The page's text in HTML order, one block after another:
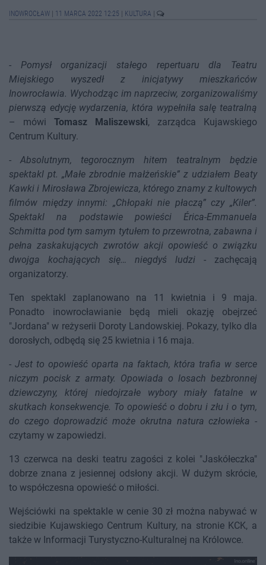
INOWROCŁAW 11 MARCA 2022 12:25 KULTURA
- Pomysł organizacji stałego repertuaru dla Teatru
Miejskiego wyszedł z inicjatywy mieszkańców
Inowrocławia. Wychodząc im naprzeciw, zorganizowaliśmy
pierwszą edycję wydarzenia, która wypełniła salę teatralną
– mówi Tomasz Maliszewski, zarządca Kujawskiego
Centrum Kultury.
- Absolutnym, tegorocznym hitem teatralnym będzie
spektakl pt. „Małe zbrodnie małżeńskie” z udziałem Beaty
Kawki i Mirosława Zbrojewicza, którego znamy z kultowych
filmów między innymi: „Chłopaki nie płaczą” czy „Kiler”.
Spektakl na podstawie powieści Érica-Emmanuela
Schmitta pod tym samym tytułem to przewrotna, zabawna i
pełna zaskakujących zwrotów akcji opowieść o związku
dwojga kochających się… niegdyś ludzi - zachęcają
organizatorzy.
Ten spektakl zaplanowano na 11 kwietnia i 9 maja.
Ponadto inowrocławianie będą mieli okazję obejrzeć
"Jordana" w reżyserii Doroty Landowskiej. Pokazy, tylko dla
dorosłych, odbędą się 25 kwietnia i 16 maja.
-Jest to opowieść oparta na faktach, która trafia w serce
niczym pocisk z armaty. Opowiada o losach bezbronnej
dziewczyny, której niedojrzałe wybory miały fatalne w
skutkach konsekwencje. To opowieść o dobru i złu i o tym,
do czego doprowadzić może okrutna natura człowieka -
czytamy w zapowiedzi.
13 czerwca na deski teatru zagości z kolei "Jaskółeczka"
dobrze znana z jesiennej odsłony akcji. W dużym skrócie,
to współczesna opowieść o miłości.
Wejściówki na spektakle w cenie 30 zł można nabywać w
siedzibie Kujawskiego Centrum Kultury, na stronie KCK, a
także w Informacji Turystyczno-Kulturalnej na Królowce.